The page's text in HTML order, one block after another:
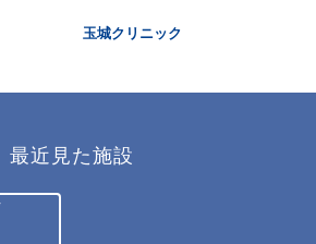
玉城クリニック
最近見た施設